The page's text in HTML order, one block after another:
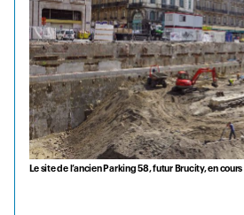
Le site de l’ancien Parking 58, futur Brucity, en